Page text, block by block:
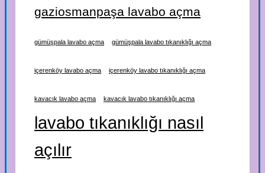
gaziosmanpaşa lavabo açma
gümüşpala lavabo açma gümüşpala lavabo tıkanıklığı açma
içerenköy lavabo açma içerenköy lavabo tıkanıklığı açma
kavacık lavabo açma kavacık lavabo tıkanıklığı açma
lavabo tıkanıklığı nasıl
açılır